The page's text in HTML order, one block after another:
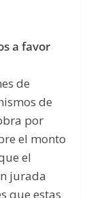
a favor
de
de
por
el monto
el
jurada
que estas